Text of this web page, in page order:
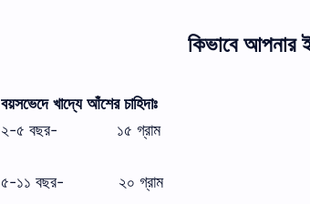
কিভাবে আপনার
বয়সভেদে খাদ্যে আঁশের চাহিদাঃ
২-৫ বছর- ১৫ গ্রাম
৫-১১ বছর- ২০ গ্রাম